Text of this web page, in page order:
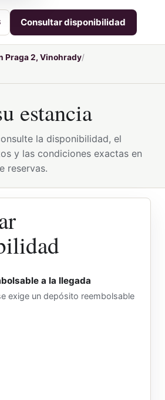
ServiciosContacto
Consultar disponibilidad
Praga 2, Vinohrady
estancia
la disponibilidad, el
y las condiciones exactas en
reservas.
a la llegada
exige un depósito reembolsable